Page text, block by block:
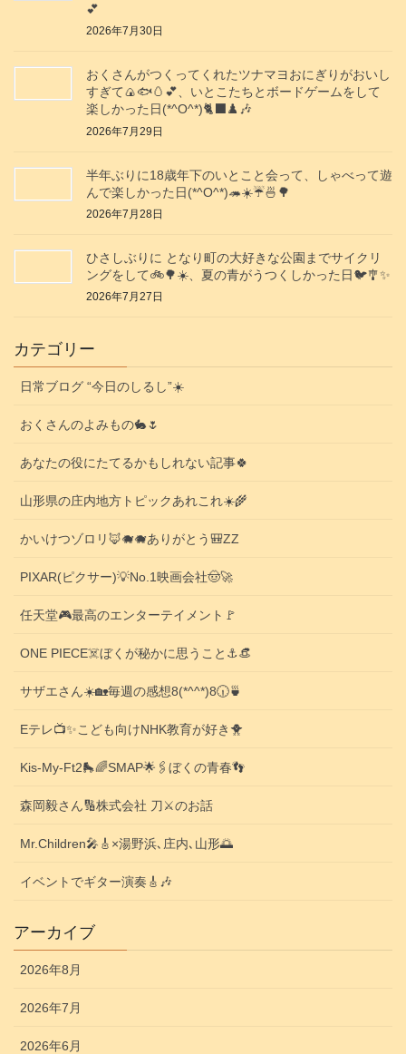
💕
2026年7月30日
おくさんがつくってくれたツナマヨおにぎりがおいし
すぎて🍙🐟️🥚💕、いとこたちとボードゲームをして
楽しかった日(*^O^*)🐈‍⬛♟️🎶
2026年7月29日
半年ぶりに18歳年下のいとこと会って、しゃべって遊
んで楽しかった日(*^O^*)🦔☀️☔🍜🌳
2026年7月28日
ひさしぶりに となり町の大好きな公園までサイクリ
ングをして🚲️🌳☀️、夏の青がうつくしかった日🐦️🎐✨️
2026年7月27日
カテゴリー
日常ブログ “今日のしるし”☀️
おくさんのよみもの🐇🌷
あなたの役にたてるかもしれない記事🍀
山形県の庄内地方トピックあれこれ☀️🌾
かいけつゾロリ🦊🐗🐗ありがとう🎒ZZ
PIXAR(ピクサー)💡No.1映画会社🤠🚀
任天堂🎮️最高のエンターテイメント🚩
ONE PIECE☠️ぼくが秘かに思うこと⚓️👒
サザエさん☀️🏡毎週の感想8(*^^*)8🕡️🍵
Eテレ📺️✨こども向けNHK教育が好き🐥
Kis-My-Ft2🛼🌈SMAP🌟🖇️ぼくの青春👣
森岡毅さん🔢株式会社 刀⚔️のお話
Mr.Children🎤🎸×湯野浜､庄内､山形🌅
イベントでギター演奏🎸🎶
アーカイブ
2026年8月
2026年7月
2026年6月